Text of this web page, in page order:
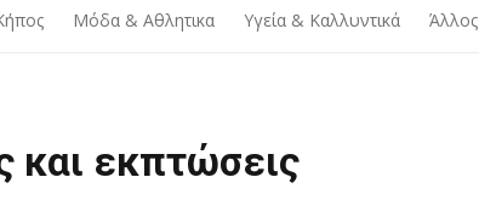
Μόδα & Aθλητικα Υγεία & Καλλυντικά Άλλος
και εκπτώσεις